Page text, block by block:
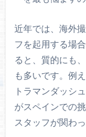
近年では、海外
フを起用する場
ると、質的にも
も多いです。例
トラマンダッシ
がスペインでの
スタッフが関わ